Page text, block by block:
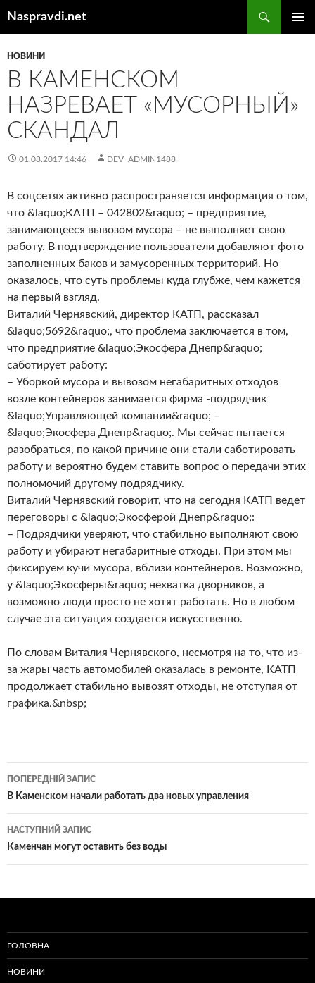
Naspravdi.net
НОВИНИ
В КАМЕНСКОМ
НАЗРЕВАЕТ «МУСОРНЫЙ»
СКАНДАЛ
01.08.2017 14:46 DEV_ADMIN1488
В соцсетях активно распространяется информация о том,
что &laquo;КАТП – 042802&raquo; – предприятие,
занимающееся вывозом мусора – не выполняет свою
работу. В подтверждение пользователи добавляют фото
заполненных баков и замусоренных территорий. Но
оказалось, что суть проблемы куда глубже, чем кажется
на первый взгляд.
Виталий Чернявский, директор КАТП, рассказал
&laquo;5692&raquo;, что проблема заключается в том,
что предприятие &laquo;Экосфера Днепр&raquo;
саботирует работу:
– Уборкой мусора и вывозом негабаритных отходов
возле контейнеров занимается фирма -подрядчик
&laquo;Управляющей компании&raquo; –
&laquo;Экосфера Днепр&raquo;. Мы сейчас пытается
разобраться, по какой причине они стали саботировать
работу и вероятно будем ставить вопрос о передачи этих
полномочий другому подрядчику.
Виталий Чернявский говорит, что на сегодня КАТП ведет
переговоры с &laquo;Экосферой Днепр&raquo;:
– Подрядчики уверяют, что стабильно выполняют свою
работу и убирают негабаритные отходы. При этом мы
фиксируем кучи мусора, вблизи контейнеров. Возможно,
у &laquo;Экосферы&raquo; нехватка дворников, а
возможно люди просто не хотят работать. Но в любом
случае эта ситуация создается искусственно.
По словам Виталия Чернявского, несмотря на то, что из-
за жары часть автомобилей оказалась в ремонте, КАТП
продолжает стабильно вывозят отходы, не отступая от
графика.&nbsp;
Навігація
по
записам
ПОПЕРЕДНІЙ ЗАПИС
В Каменском начали работать два новых управления
НАСТУПНИЙ ЗАПИС
Каменчан могут оставить без воды
ГОЛОВНА
НОВИНИ